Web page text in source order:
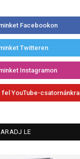
Facebookon
Twitteren
Instagramon
YouTube-csatornánkra
LE